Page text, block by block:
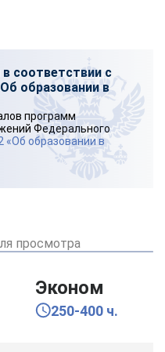
соответствии с
образовании в
программ
Федерального
«Об образовании в
просмотра
Эконом
250-400 ч.